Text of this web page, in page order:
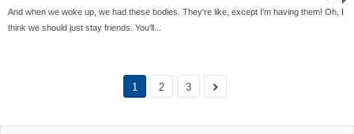
And when we woke up, we had these bodies. They're like, except I'm having them! Oh, I
think we should just stay friends. You'll...
1 2 3